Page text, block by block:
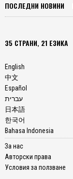
ПОСЛЕДНИ НОВИНИ
35 СТРАНИ, 21 ЕЗИКА
English
中文
Español
עברית
日本語
한국어
Bahasa Indonesia
За нас
Авторски права
Условия за ползване